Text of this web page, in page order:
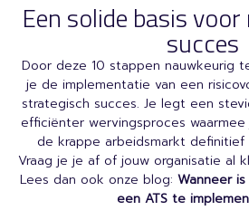
Een solide basis
succes
Door deze 10 stappen nauwkeurig
je de implementatie van een
strategisch succes. Je legt een
efficiënter wervingsproces
de krappe arbeidsmarkt
Vraag je je af of jouw organisatie al
Lees dan ook onze blog: Wanneer
een ATS te